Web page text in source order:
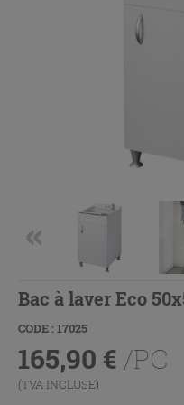
Bac à laver Eco
CODE : 17025
165,90 € /PC
(TVA INCLUSE)